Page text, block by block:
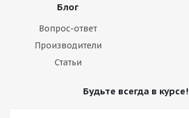
Блог
Вопрос-ответ
Производители
Статьи
Будьте всегда в курсе!